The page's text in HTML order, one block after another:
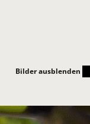
Bilder ausblenden